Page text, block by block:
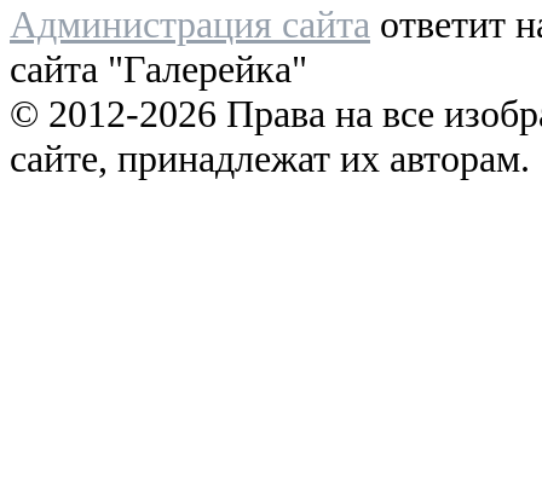
Администрация сайта ответит
сайта "Галерейка"
© 2012-2026 Права на все
сайте, принадлежат их авторам.